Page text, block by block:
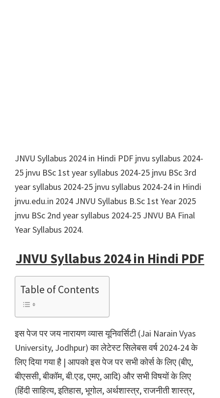
JNVU Syllabus 2024 in Hindi PDF jnvu syllabus 2024-
25 jnvu BSc 1st year syllabus 2024-25 jnvu BSc 3rd
year syllabus 2024-25 jnvu syllabus 2024-24 in Hindi
jnvu.edu.in 2024 JNVU Syllabus B.Sc 1st Year 2025
jnvu BSc 2nd year syllabus 2024-25 JNVU BA Final
Year Syllabus 2024.
JNVU Syllabus 2024 in Hindi PDF
Table of Contents
इस पेज पर जय नारायण व्यास यूनिवर्सिटी (Jai Narain Vyas
University, Jodhpur) का लेटेस्ट सिलेबस वर्ष 2024-24 के
लिए दिया गया है | आपको इस पेज पर सभी कोर्स के लिए (बीए,
बीएससी, बीकॉम, बी.एड, एमए, आदि) और सभी विषयों के लिए
(हिंदी साहित्य, इतिहास, भूगोल, अर्थशास्त्र, राजनीती शास्त्र,